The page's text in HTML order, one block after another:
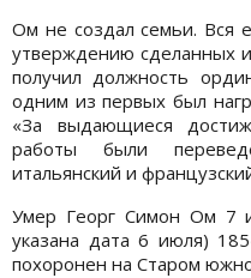
Ом не создал семьи. Вся
утверждению сделанных
получил должность
одним из первых был
«За выдающиеся
работы были
итальянский и
Умер Георг Симон Ом 7
указана дата 6 июля)
похоронен на Старом